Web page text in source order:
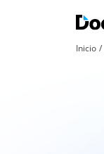
Inicio